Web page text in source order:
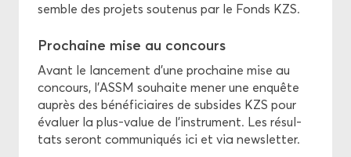
semble des pro­jets sou­te­nus par le Fonds KZS.
Pro­chaine mise au concours
Avant le lan­ce­ment d’une pro­chaine mise au
concours, l’ASSM sou­haite mener une en­quête
au­près des bé­né­fi­ciaires de sub­sides KZS pour
éva­luer la plus-​value de l’ins­tru­ment. Les ré­sul­
tats se­ront com­mu­ni­qués ici et via news­let­ter.